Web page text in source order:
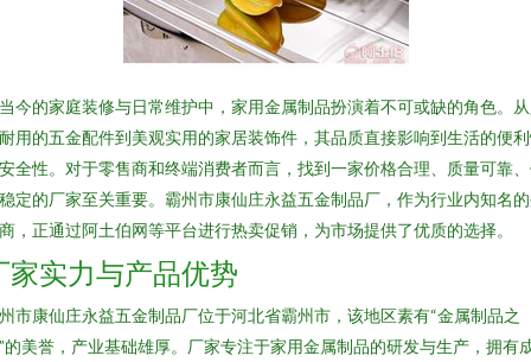
今的家庭装修与日常维护中，家用金属制品扮演着不可或缺的角色。
用的五金配件到美观实用的家居装饰件，其品质直接影响到生活的便
全性。对于零售商和终端消费者而言，找到一家价格合理、质量可靠
定的厂家至关重要。霸州市康仙庄永益五金制品厂，作为行业内知名
，正通过阿土伯网等平台进行热卖促销，为市场提供了优质的选择。
家实力与产品优势
市康仙庄永益五金制品厂位于河北省霸州市，该地区素有“金属制品之
的美誉，产业基础雄厚。厂家专注于家用金属制品的研发与生产，拥有